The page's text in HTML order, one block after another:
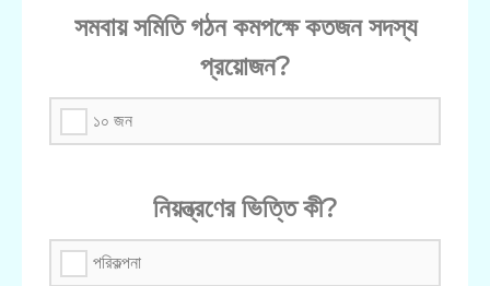
সমবায় সমিতি গঠন কমপক্ষে কতজন সদস্য
প্রয়োজন?
১০ জন
নিয়ন্ত্রণের ভিত্তি কী?
পরিকল্পনা